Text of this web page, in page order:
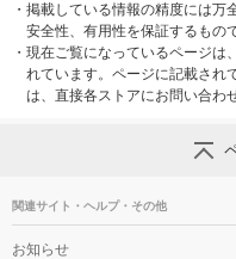
・ 掲載している情報の精度には万
安全性、有用性を保証するもの
・ 現在ご覧になっているページは
れています。ページに記載され
は、直接各ストアにお問い合わ
関連サイト・ヘルプ・その他
お知らせ